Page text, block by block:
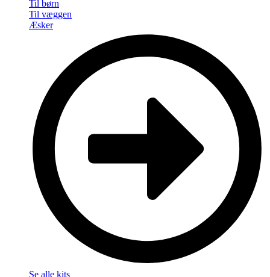
Til børn
Til væggen
Æsker
Se alle kits